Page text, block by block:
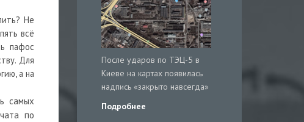
Не
всё
пафос
Для
а на
самых
по
После ударов по ТЭЦ-5 в
Киеве на картах появилась
надпись «закрыто навсегда»
Подробнее